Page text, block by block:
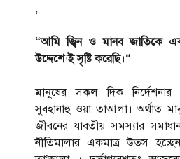
,
“আমি জ্বিন ও মানব জাতিকে
উদ্দেশ্যেই সৃষ্টি করেছি।“
মানুষের সকল দিক
সুবহানাহু ওয়া তাআলা। অর্থাত্‍
জীবনের যাবতীয় সমস্যার
নীতিমালার একমাত্র উত্‍স